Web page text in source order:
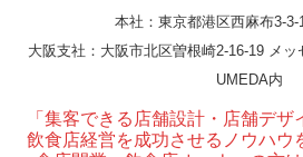
んかつ店舗デザ…
東京・麻布十番｜バ
舗デザイン
本社：東京都港区西麻布3-3-
大阪支社 ：大阪市北区曽根崎2-16-19 メ
UMEDA内
「集客できる店舗設計・店舗デザ
飲食店経営を成功させるノウハウ